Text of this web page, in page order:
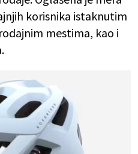
korisnika istaknutim
mestima, kao i